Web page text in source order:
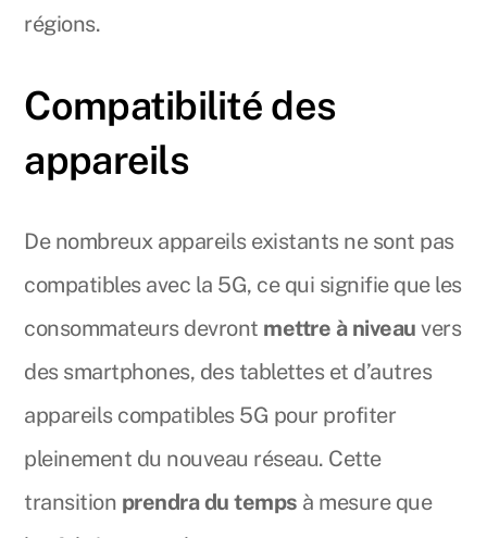
régions.
Compatibilité des
appareils
De nombreux appareils existants ne sont pas
compatibles avec la 5G, ce qui signifie que les
consommateurs devront mettre à niveau vers
des smartphones, des tablettes et d’autres
appareils compatibles 5G pour profiter
pleinement du nouveau réseau. Cette
transition prendra du temps à mesure que